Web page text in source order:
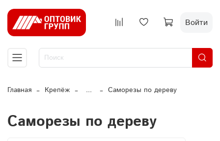
Войти
Главная Крепёж ... Саморезы по дереву
Саморезы по дереву